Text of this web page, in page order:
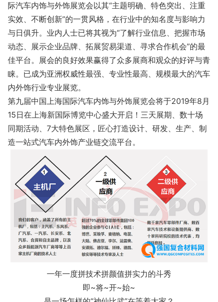
际汽车内饰与外饰展览会以其“主题明确、特色突出、注重
实效、不断创新”的一贯风格，在行业中的知名度与影响力
与日俱升。业内人士已将其视为“了解行业信息、把握市场
动态、展示企业品牌、拓展贸易渠道、寻求合作机会”的最
佳平台。展会的良好效果赢得了众多展商和观众的好评与青
睐。已成为亚洲权威性最强、专业性最高、规模最大的汽车
内外饰行业专业展览。
第九届中国上海国际汽车内饰与外饰展览会将于2019年8月
15日在上海新国际博览中心盛大开启！三天展期、数十场
同期活动、7大特色展区，匠心打造设计、研发、生产、制
造一站式汽车内外饰产业链交流平台。
一年一度拼技术拼颜值拼实力的斗秀
即~将~开~始~